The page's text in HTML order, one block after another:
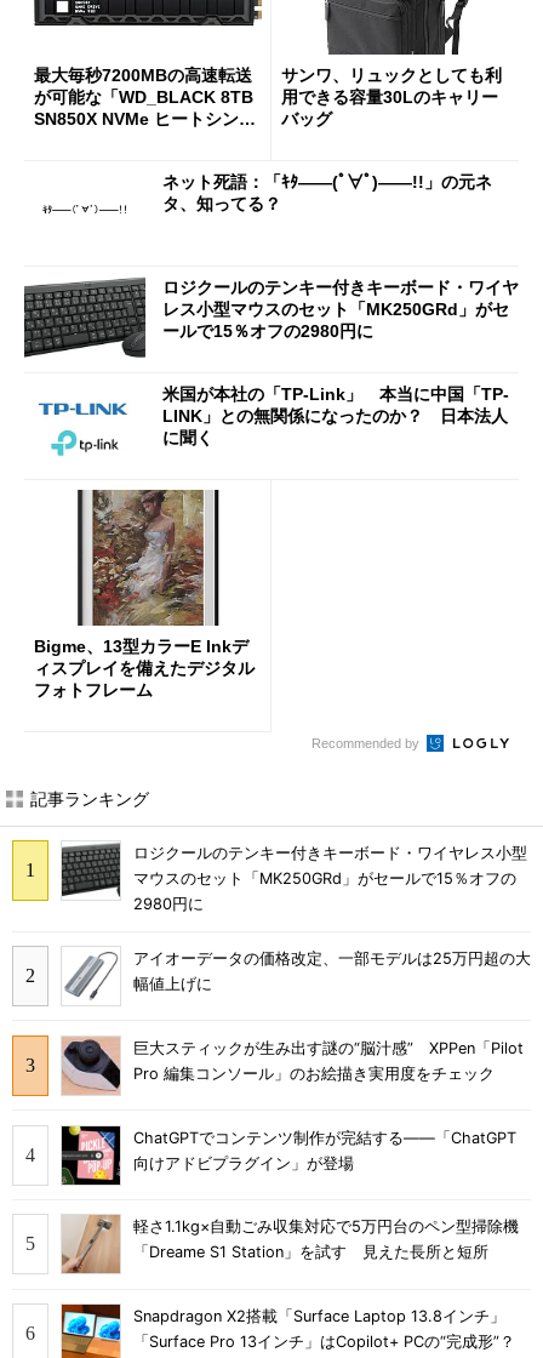
最大毎秒7200MBの高速転送
が可能な「WD_BLACK 8TB
SN850X NVMe ヒートシンク
サンワ、リュックとしても利
用できる容量30Lのキャリー
バッグ
ネット死語：「ｷﾀ――(ﾟ∀ﾟ)――!!」の元ネ
タ、知ってる？
ロジクールのテンキー付きキーボード・ワイヤ
レス小型マウスのセット「MK250GRd」がセ
ールで15％オフの2980円に
米国が本社の「TP-Link」 本当に中国「TP-
LINK」との無関係になったのか？ 日本法人
に聞く
Bigme、13型カラーE Inkデ
ィスプレイを備えたデジタル
フォトフレーム
Recommended by
記事ランキング
ロジクールのテンキー付きキーボード・ワイヤレス小型
マウスのセット「MK250GRd」がセールで15％オフの
2980円に
アイオーデータの価格改定、一部モデルは25万円超の大
幅値上げに
巨大スティックが生み出す謎の“脳汁感” XPPen「Pilot
Pro 編集コンソール」のお絵描き実用度をチェック
ChatGPTでコンテンツ制作が完結する――「ChatGPT
向けアドビプラグイン」が登場
軽さ1.1kg×自動ごみ収集対応で5万円台のペン型掃除機
「Dreame S1 Station」を試す 見えた長所と短所
Snapdragon X2搭載「Surface Laptop 13.8インチ」
「Surface Pro 13インチ」はCopilot+ PCの“完成形”？